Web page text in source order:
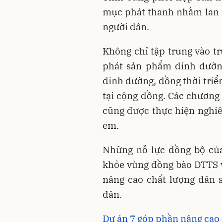
mục phát thanh nhằm lan
người dân.
Không chỉ tập trung vào
phát sản phẩm dinh
dinh dưỡng, đồng thời
tại cộng đồng. Các
cũng được thực hiện
em.
Những nỗ lực đồng bộ
khỏe vùng đồng bào
nâng cao chất lượng dân
dân.
Dự án 7 góp phần nâng